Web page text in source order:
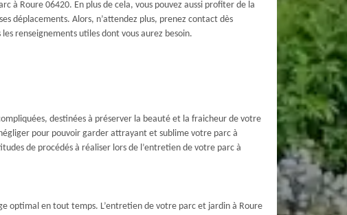
à Roure 06420. En plus de cela, vous pouvez aussi profiter de la
déplacements. Alors, n’attendez plus, prenez contact dès
renseignements utiles dont vous aurez besoin.
destinées à préserver la beauté et la fraicheur de votre
pour pouvoir garder attrayant et sublime votre parc à
de procédés à réaliser lors de l’entretien de votre parc à
optimal en tout temps. L’entretien de votre parc et jardin à Roure